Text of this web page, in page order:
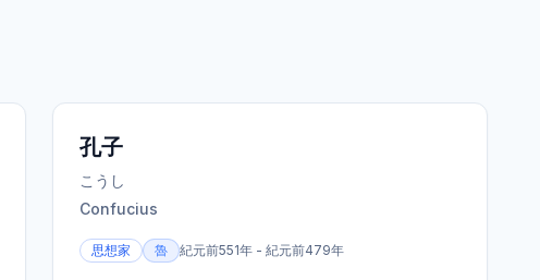
孔子
こうし
Confucius
思想家 魯 紀元前551年 - 紀元前479年